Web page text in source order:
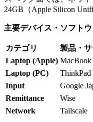
24GB（Apple Silicon
主要デバイス・ソフト
カテゴリ 製品・
Laptop (Apple)
Laptop (PC)
ThinkPad
Input
Google
Remittance
Wise
Network
Tailscale